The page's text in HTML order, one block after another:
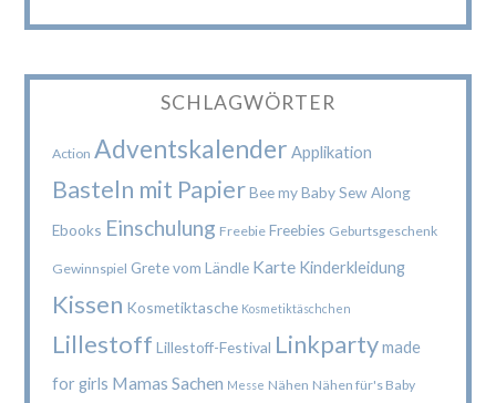
SCHLAGWÖRTER
Action Adventskalender Applikation
Basteln mit Papier Bee my Baby Sew Along
Ebooks Einschulung Freebie Freebies Geburtsgeschenk
Gewinnspiel Grete vom Ländle Karte Kinderkleidung
Kissen Kosmetiktasche Kosmetiktäschchen
Lillestoff Lillestoff-Festival Linkpartymade
for girls Mamas Sachen Messe Nähen Nähen für's Baby